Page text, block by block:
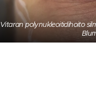
Vitaran polynukleoitidihoito